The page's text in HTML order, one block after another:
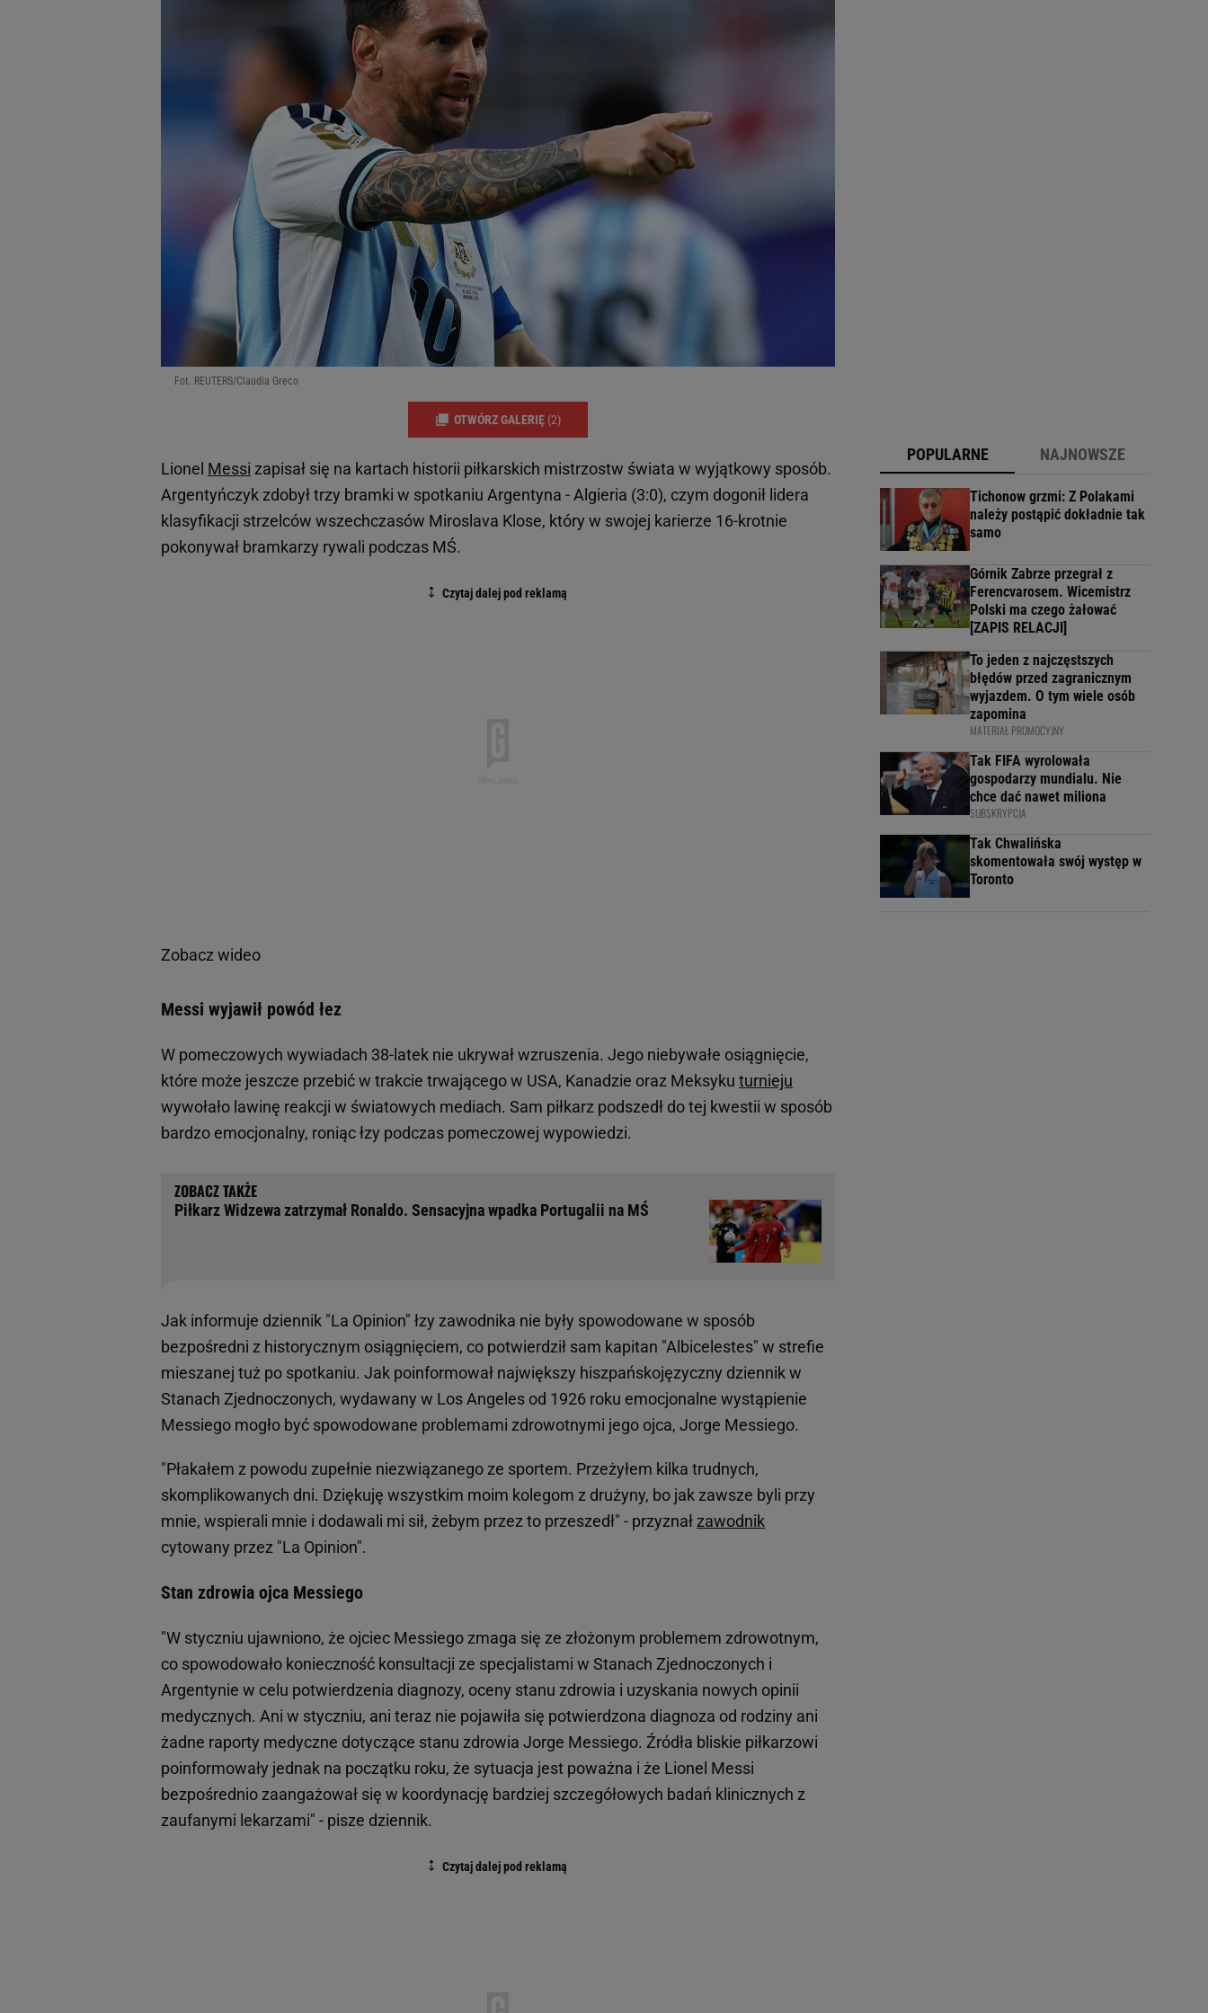
Fot. REUTERS/Claudia Greco
OTWÓRZ GALERIĘ (2)
Lionel Messi zapisał się na kartach historii piłkarskich mistrzostw świata w wyjątkowy sposób.
Argentyńczyk zdobył trzy bramki w spotkaniu Argentyna - Algieria (3:0), czym dogonił lidera
klasyfikacji strzelców wszechczasów Miroslava Klose, który w swojej karierze 16-krotnie
pokonywał bramkarzy rywali podczas MŚ.
Zobacz wideo
Messi wyjawił powód łez
W pomeczowych wywiadach 38-latek nie ukrywał wzruszenia. Jego niebywałe osiągnięcie,
które może jeszcze przebić w trakcie trwającego w USA, Kanadzie oraz Meksyku turnieju
wywołało lawinę reakcji w światowych mediach. Sam piłkarz podszedł do tej kwestii w sposób
bardzo emocjonalny, roniąc łzy podczas pomeczowej wypowiedzi.
Piłkarz Widzewa zatrzymał Ronaldo. Sensacyjna wpadka Portugalii na MŚ
Jak informuje dziennik "La Opinion" łzy zawodnika nie były spowodowane w sposób
bezpośredni z historycznym osiągnięciem, co potwierdził sam kapitan "Albicelestes" w strefie
mieszanej tuż po spotkaniu. Jak poinformował największy hiszpańskojęzyczny dziennik w
Stanach Zjednoczonych, wydawany w Los Angeles od 1926 roku emocjonalne wystąpienie
Messiego mogło być spowodowane problemami zdrowotnymi jego ojca, Jorge Messiego.
"Płakałem z powodu zupełnie niezwiązanego ze sportem. Przeżyłem kilka trudnych,
skomplikowanych dni. Dziękuję wszystkim moim kolegom z drużyny, bo jak zawsze byli przy
mnie, wspierali mnie i dodawali mi sił, żebym przez to przeszedł" - przyznałzawodnik
cytowany przez "La Opinion".
Stan zdrowia ojca Messiego
"W styczniu ujawniono, że ojciec Messiego zmaga się ze złożonym problemem zdrowotnym,
co spowodowało konieczność konsultacji ze specjalistami w Stanach Zjednoczonych i
Argentynie w celu potwierdzenia diagnozy, oceny stanu zdrowia i uzyskania nowych opinii
medycznych. Ani w styczniu, ani teraz nie pojawiła się potwierdzona diagnoza od rodziny ani
żadne raporty medyczne dotyczące stanu zdrowia Jorge Messiego. Źródła bliskie piłkarzowi
poinformowały jednak na początku roku, że sytuacja jest poważna i że Lionel Messi
bezpośrednio zaangażował się w koordynację bardziej szczegółowych badań klinicznych z
zaufanymi lekarzami" - pisze dziennik.
POPULARNE NAJNOWSZE
Tichonow grzmi: Z Polakami
należy postąpić dokładnie tak
samo
Górnik Zabrze przegrał z
Ferencvarosem. Wicemistrz
Polski ma czego żałować
[ZAPIS RELACJI]
To jeden z najczęstszych
błędów przed zagranicznym
wyjazdem. O tym wiele osób
zapomina
MATERIAŁ PROMOCYJNY
Tak FIFA wyrolowała
gospodarzy mundialu. Nie
chce dać nawet miliona
SUBSKRYPCJA
Tak Chwalińska
skomentowała swój występ w
Toronto